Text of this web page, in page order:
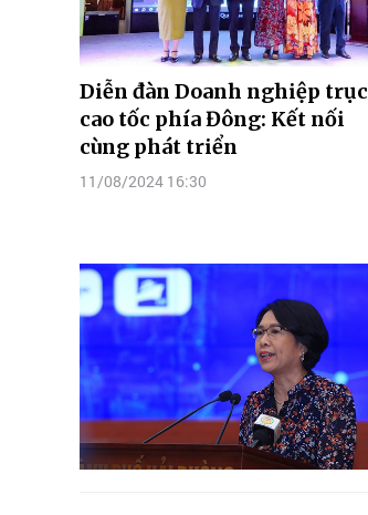
Diễn đàn Doanh nghiệp trục
cao tốc phía Đông: Kết nối
cùng phát triển
11/08/2024 16:30